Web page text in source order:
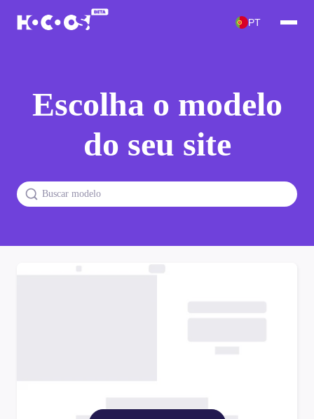
PT
Escolha o modelo
do seu site